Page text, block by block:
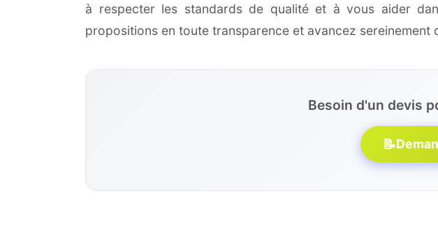
à respecter les standards de qualité et à vous aider
propositions en toute transparence et avancez sereinement
Besoin d'un devis
📝